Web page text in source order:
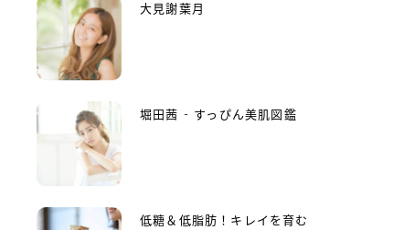
大見謝葉月
堀田茜 - すっぴん美肌図鑑
低糖＆低脂肪！キレイを育む